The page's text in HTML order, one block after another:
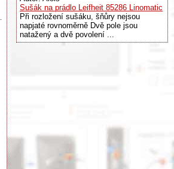
Sušák na prádlo Leifheit 85286 Linomatic
Při rozložení sušáku, šňůry nejsou
napjaté rovnoměrně Dvě pole jsou
natažený a dvě povolení ...